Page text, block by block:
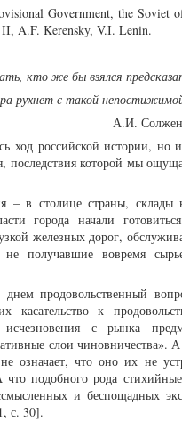
Government, the Soviet
II, A.F. Kerensky, V.I. Lenin.
кто же бы взялся
рухнет с такой
А.И.
ход российской истории, но
последствия которой мы
– в столице страны, склады
города начали
железных дорог,
получавшие вовремя
продовольственный
касательство к
с рынка
слои чиновничества». А
означает, что оно их не
подобного рода
и беспощадных
с. 30].